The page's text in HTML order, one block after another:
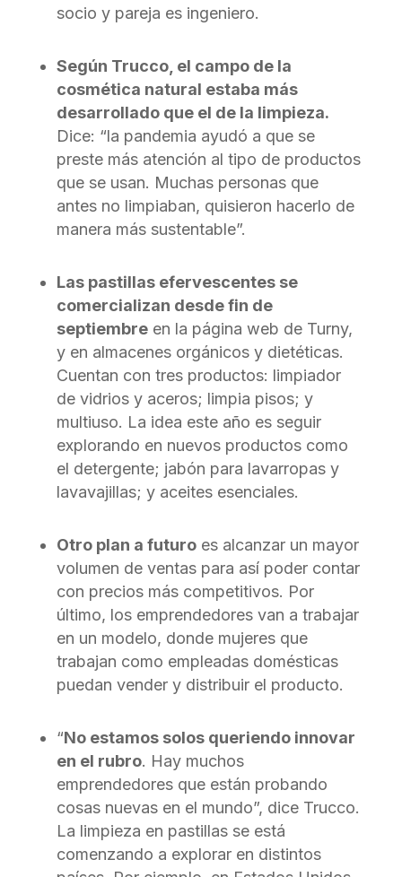
socio y pareja es ingeniero.
Según Trucco, el campo de la
cosmética natural estaba más
desarrollado que el de la limpieza.
Dice: “la pandemia ayudó a que se
preste más atención al tipo de productos
que se usan. Muchas personas que
antes no limpiaban, quisieron hacerlo de
manera más sustentable”.
Las pastillas efervescentes se
comercializan desde fin de
septiembreen la página web de Turny,
y en almacenes orgánicos y dietéticas.
Cuentan con tres productos: limpiador
de vidrios y aceros; limpia pisos; y
multiuso. La idea este año es seguir
explorando en nuevos productos como
el detergente; jabón para lavarropas y
lavavajillas; y aceites esenciales.
Otro plan a futuroes alcanzar un mayor
volumen de ventas para así poder contar
con precios más competitivos. Por
último, los emprendedores van a trabajar
en un modelo, donde mujeres que
trabajan como empleadas domésticas
puedan vender y distribuir el producto.
“No estamos solos queriendo innovar
en el rubro. Hay muchos
emprendedores que están probando
cosas nuevas en el mundo”, dice Trucco.
La limpieza en pastillas se está
comenzando a explorar en distintos